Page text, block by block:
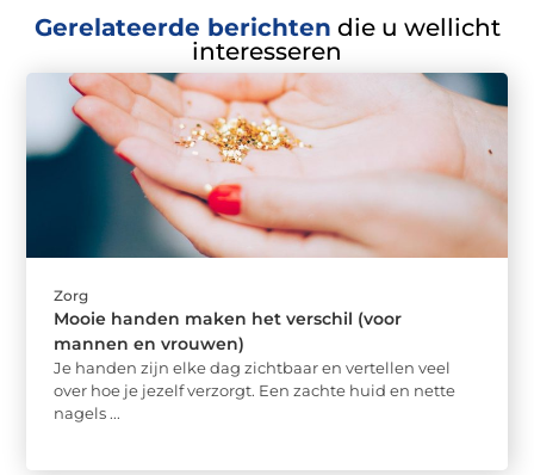
Gerelateerde berichten die u wellicht
interesseren
Zorg
Mooie handen maken het verschil (voor
mannen en vrouwen)
Je handen zijn elke dag zichtbaar en vertellen veel
over hoe je jezelf verzorgt. Een zachte huid en nette
nagels ...